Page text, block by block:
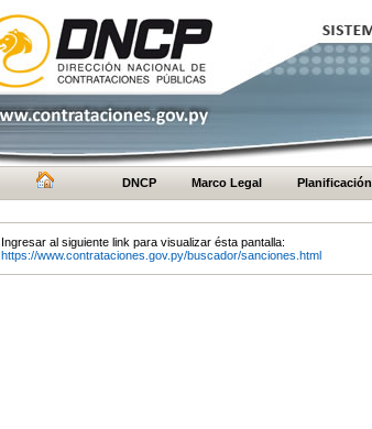
DNCP Marco Legal Planificación
Ingresar al siguiente link para visualizar ésta pantalla:
https://www.contrataciones.gov.py/buscador/sanciones.html